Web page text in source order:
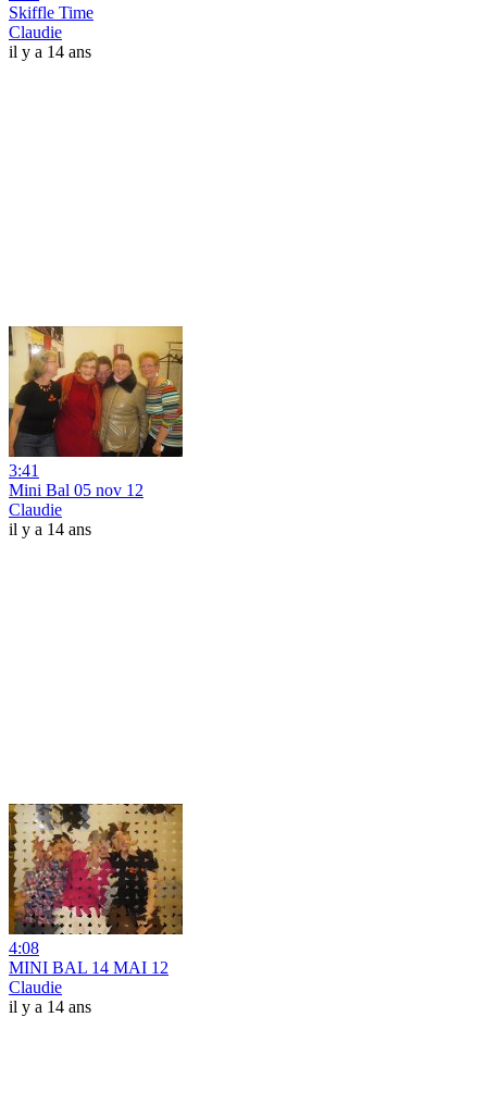
Skiffle Time
Claudie
il y a 14 ans
3:41
Mini Bal 05 nov 12
Claudie
il y a 14 ans
4:08
MINI BAL 14 MAI 12
Claudie
il y a 14 ans